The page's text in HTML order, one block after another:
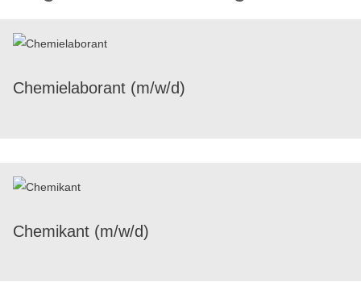
Chemie­la­bo­rant (m/​w/​d)
Chemi­kant (m/​w/​d)